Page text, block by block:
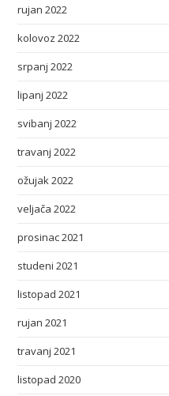
rujan 2022
kolovoz 2022
srpanj 2022
lipanj 2022
svibanj 2022
travanj 2022
ožujak 2022
veljača 2022
prosinac 2021
studeni 2021
listopad 2021
rujan 2021
travanj 2021
listopad 2020